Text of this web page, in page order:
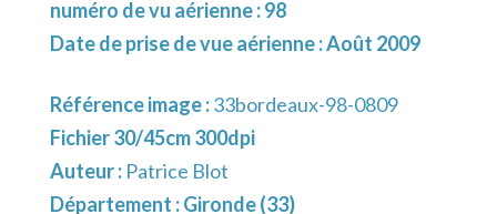
numéro de vu aérienne : 98
Date de prise de vue aérienne : Août 2009
Référence image :33bordeaux-98-0809
Fichier 30/45cm 300dpi
Auteur : Patrice Blot
Département :Gironde (33)